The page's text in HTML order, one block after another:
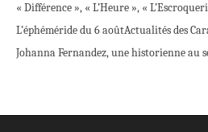
« Différence », « L’Heure », «
L’éphéméride du 6 aoûtActualités des
Johanna Fernandez, une historienne au